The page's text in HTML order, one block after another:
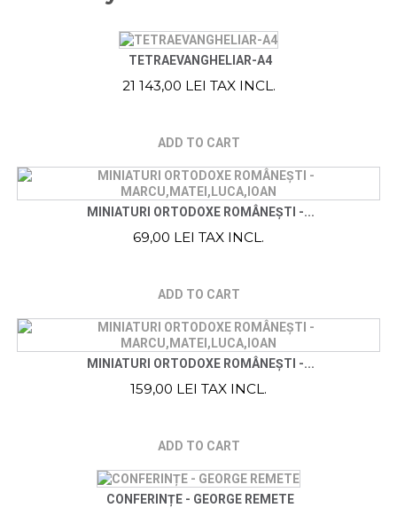
TETRAEVANGHELIAR-A4
21 143,00 LEI TAX INCL.
ADD TO CART
MINIATURI ORTODOXE ROMÂNEȘTI -...
69,00 LEI TAX INCL.
ADD TO CART
MINIATURI ORTODOXE ROMÂNEȘTI -...
159,00 LEI TAX INCL.
ADD TO CART
CONFERINȚE - GEORGE REMETE